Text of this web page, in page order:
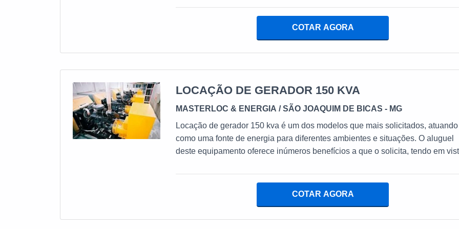
MANUTENÇÃO CORRETIVA Cabe salientar que os consertos de geradores
são executados de forma ágil, de modo que seja mínimo o tempo de
COTAR AGORA
LOCAÇÃO DE GERADOR 150 KVA
MASTERLOC & ENERGIA / SÃO JOAQUIM DE BICAS - MG
Locação de gerador 150 kva é um dos modelos que mais solicitados, atuando
como uma fonte de energia para diferentes ambientes e situações. O aluguel
deste equipamento oferece inúmeros benefícios a que o solicita, tendo em
INVESTIR NA LOCAÇÃO DE GERADORVale ressaltar que os serviços do
gerador alugado ficam a cargo da locadora, o que gera uma redução
COTAR AGORA